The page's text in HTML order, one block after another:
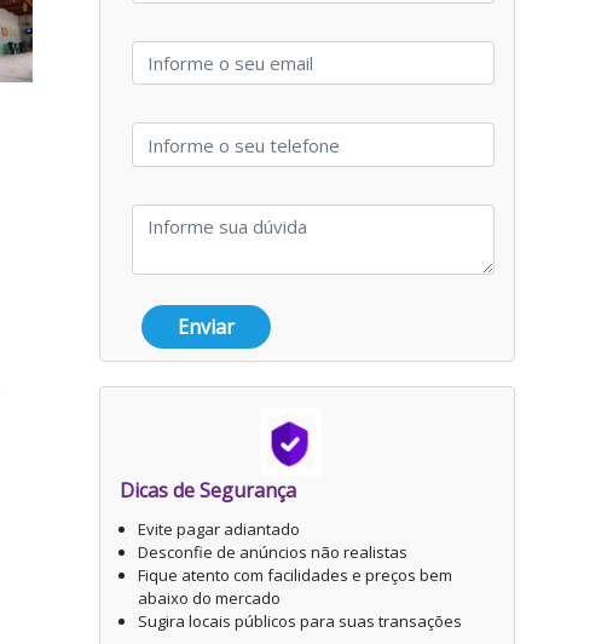
Enviar
Dicas de Segurança
Evite pagar adiantado
Desconfie de anúncios não realistas
Fique atento com facilidades e preços bem
abaixo do mercado
Sugira locais públicos para suas transações